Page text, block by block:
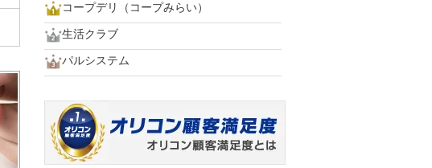
コープデリ（コープみらい）
生活クラブ
パルシステム